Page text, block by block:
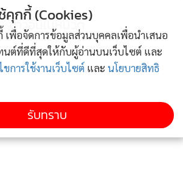
ข่าวอื่นในหมวด
คุกกี้ (Cookies)
เพื่อจัดการข้อมูลส่วนบุคคลเพื่อนำเสนอ
ต์ที่ดีที่สุดให้กับผู้อ่านบนเว็บไซต์ และ
ขการใช้งานเว็บไซต์ และ นโยบายสิทธิ
รับทราบ